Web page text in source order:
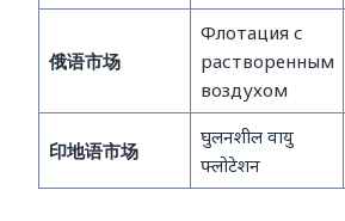
俄语市场
Флотация с
растворенным
воздухом
印地语市场
घुलनशील वायु
फ्लोटेशन